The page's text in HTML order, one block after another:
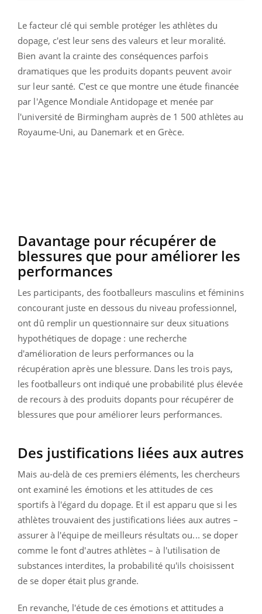
Le facteur clé qui semble protéger les athlètes du
dopage, c'est leur sens des valeurs et leur moralité.
Bien avant la crainte des conséquences parfois
dramatiques que les produits dopants peuvent avoir
sur leur santé. C'est ce que montre une étude financée
par l'Agence Mondiale Antidopage et menée par
l'université de Birmingham auprès de 1 500 athlètes au
Royaume-Uni, au Danemark et en Grèce.
Davantage pour récupérer de
blessures que pour améliorer les
performances
Les participants, des footballeurs masculins et féminins
concourant juste en dessous du niveau professionnel,
ont dû remplir un questionnaire sur deux situations
hypothétiques de dopage : une recherche
d'amélioration de leurs performances ou la
récupération après une blessure. Dans les trois pays,
les footballeurs ont indiqué une probabilité plus élevée
de recours à des produits dopants pour récupérer de
blessures que pour améliorer leurs performances.
Des justifications liées aux autres
Mais au-delà de ces premiers éléments, les chercheurs
ont examiné les émotions et les attitudes de ces
sportifs à l'égard du dopage. Et il est apparu que si les
athlètes trouvaient des justifications liées aux autres –
assurer à l'équipe de meilleurs résultats ou... se doper
comme le font d'autres athlètes – à l'utilisation de
substances interdites, la probabilité qu'ils choisissent
de se doper était plus grande.
En revanche, l'étude de ces émotions et attitudes a